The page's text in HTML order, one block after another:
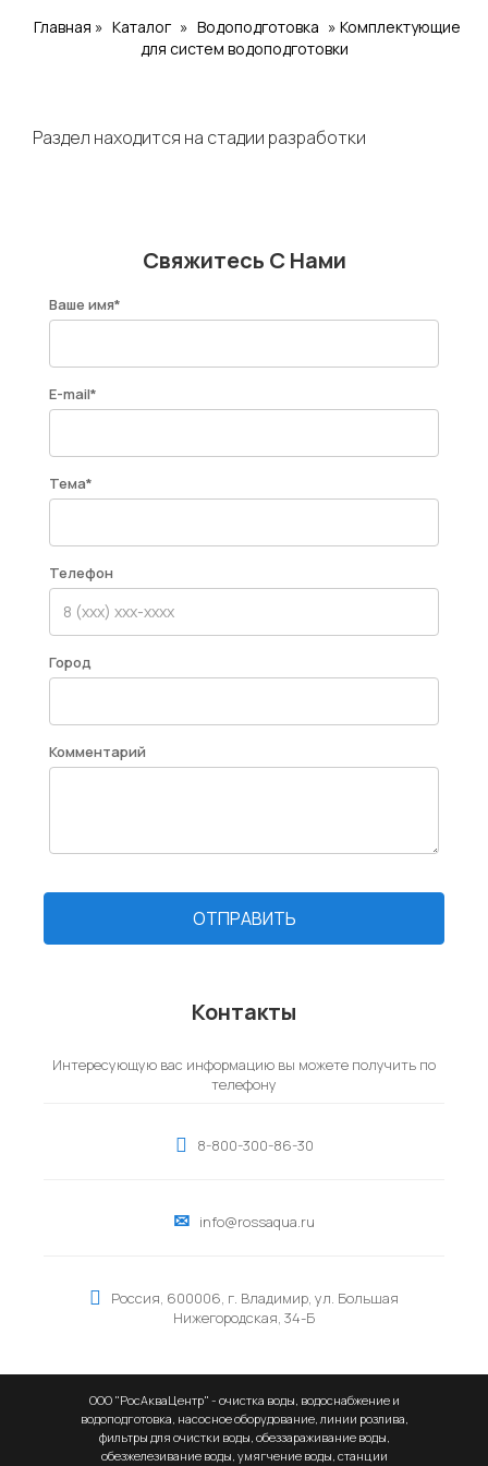
Главная » Каталог » Водоподготовка » Комплектующие
для систем водоподготовки
Раздел находится на стадии разработки
Свяжитесь С Нами
Ваше имя*
E-mail*
Тема*
Телефон
Город
Комментарий
ОТПРАВИТЬ
Контакты
Интересующую вас информацию вы можете получить по
телефону
8-800-300-86-30
info@rossaqua.ru
Россия, 600006, г. Владимир, ул. Большая
Нижегородская, 34-Б
ООО "РосАкваЦентр" - очистка воды, водоснабжение и
водоподготовка, насосное оборудование, линии розлива,
фильтры для очистки воды, обеззараживание воды,
обезжелезивание воды, умягчение воды, станции